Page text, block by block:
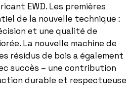
EWD. Les premières
de la nouvelle technique :
et une qualité de
La nouvelle machine de
résidus de bois a également
succès – une contribution
durable et respectueuse